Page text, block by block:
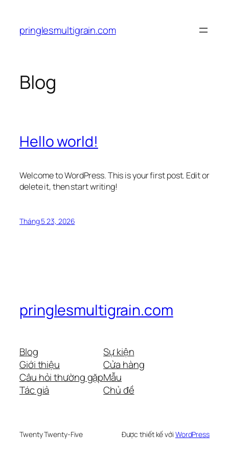
phầnpringlesmultigrain.com
Blog
Hello world!
Welcome to WordPress. This is your first post. Edit or
delete it, then start writing!
Tháng 5 23, 2026
pringlesmultigrain.com
Blog
Giới thiệu
Câu hỏi thường gặp
Tác giả
Sự kiện
Cửa hàng
Mẫu
Chủ đề
Twenty Twenty-Five Được thiết kế với WordPress